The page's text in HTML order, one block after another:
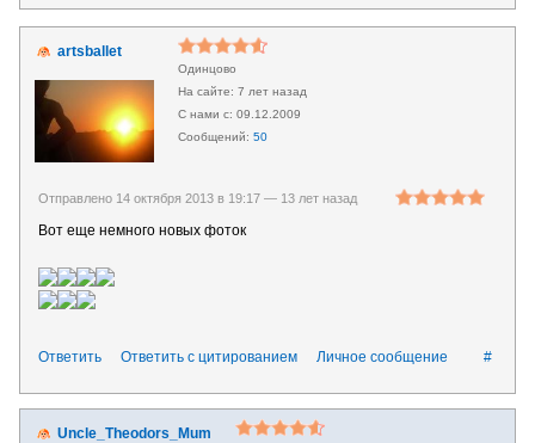
artsballet
Одинцово
7 лет назад
09.12.2009
50
Отправлено 14 октября 2013 в 19:17 — 13 лет назад
Вот еще немного новых фоток
#
Ответить Ответить с цитированием Личное сообщение
Uncle_Theodors_Mum